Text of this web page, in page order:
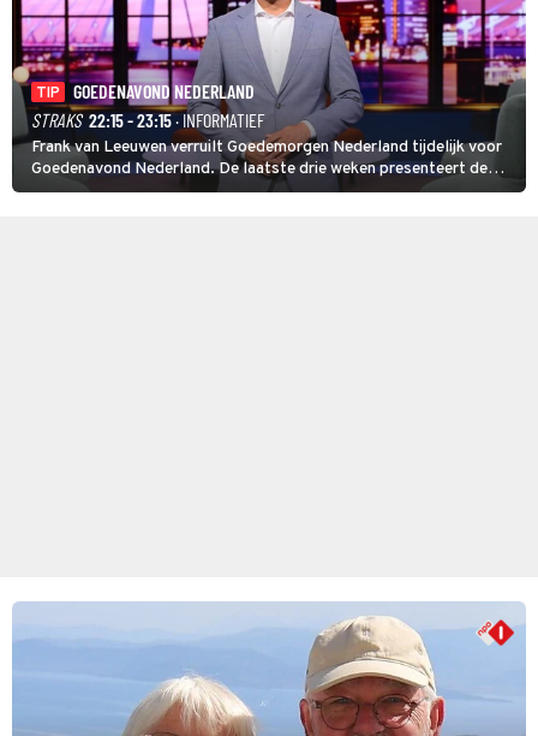
TIP
GOEDENAVOND NEDERLAND
STRAKS 22:15 - 23:15· INFORMATIEF
Frank van Leeuwen verruilt Goedemorgen Nederland tijdelijk voor
Goedenavond Nederland. De laatste drie weken presenteert de
journalist en De Slimste Mens-winnaar deze avondtalkshow om en